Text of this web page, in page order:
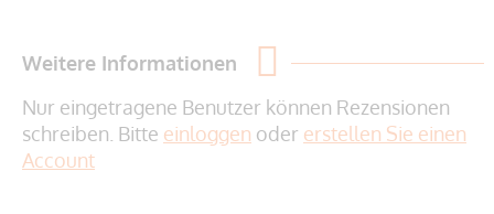
Weitere Informationen
Nur eingetragene Benutzer können Rezensionen
schreiben. Bitte einloggen oder erstellen Sie einen
Account